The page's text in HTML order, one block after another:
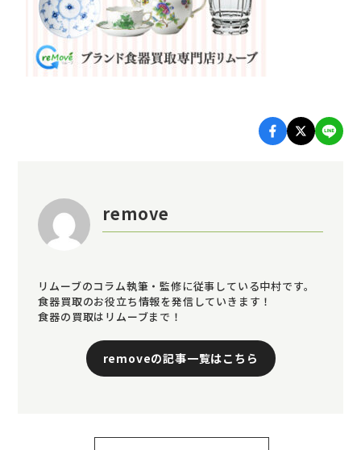
remove
リムーブのコラム執筆・監修に従事している中村です。
食器買取のお役立ち情報を発信していきます！
食器の買取はリムーブまで！
removeの記事一覧はこちら